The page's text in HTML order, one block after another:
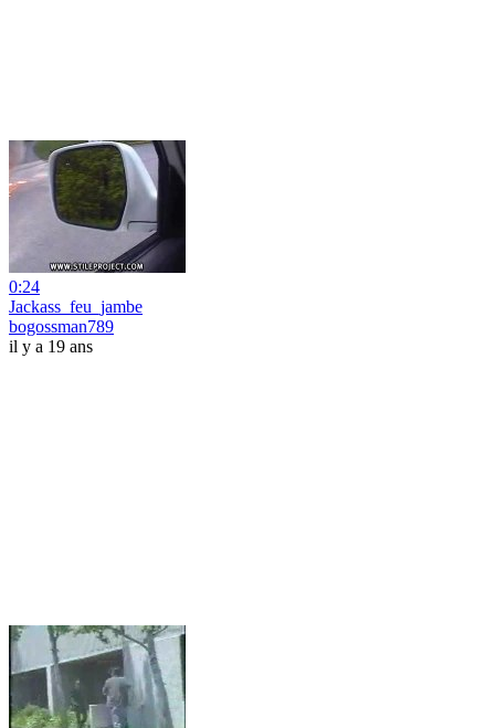
0:24
Jackass_feu_jambe
bogossman789
il y a 19 ans